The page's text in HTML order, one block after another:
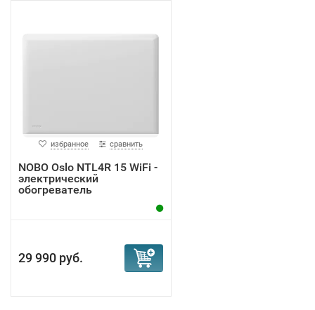
избранное сравнить
NOBO Oslo NTL4R 15 WiFi -
электрический
обогреватель
29 990 руб.